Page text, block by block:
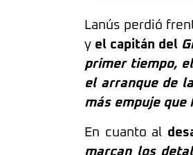
Lanús perdió
y el capitán del
primer tiempo,
el arranque de
más empuje que
En cuanto al
marcan los